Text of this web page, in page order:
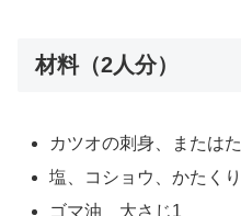
材料（2人分）
カツオの刺身、または
塩、コショウ、かたく
ゴマ油 大さじ1